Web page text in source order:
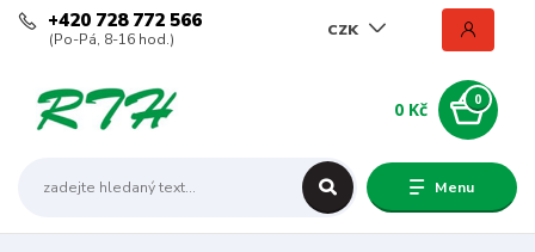
Menu
CZK
+420 728 772 566
(Po-Pá, 8-16 hod.)
0
0 Kč